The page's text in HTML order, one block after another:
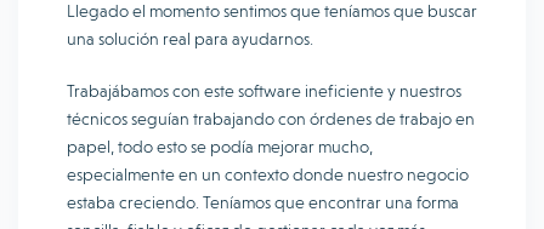
Llegado el momento sentimos que teníamos que buscar
una solución real para ayudarnos.
Trabajábamos con este software ineficiente y nuestros
técnicos seguían trabajando con órdenes de trabajo en
papel, todo esto se podía mejorar mucho,
especialmente en un contexto donde nuestro negocio
estaba creciendo. Teníamos que encontrar una forma